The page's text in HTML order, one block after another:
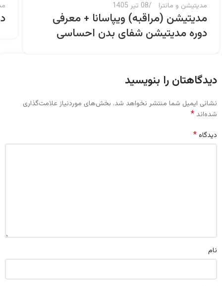
مدیتیشن و مانترا 08 تیر 1405
مدیتیشن (مراقبه) ویپاسانا + معرفی
دوره مدیتیشن شفای بدن احساسی
دیدگاهتان را بنویسید
نشانی ایمیل شما منتشر نخواهد شد. بخش‌های موردنیاز علامت‌گذاری
شده‌اند *
دیدگاه*
نام